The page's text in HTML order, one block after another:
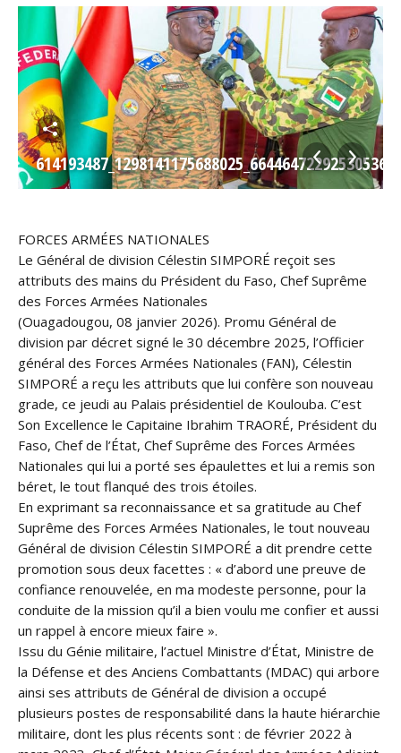
FORCES ARMÉES NATIONALES
Le Général de division Célestin SIMPORÉ reçoit ses
attributs des mains du Président du Faso, Chef Suprême
des Forces Armées Nationales
(Ouagadougou, 08 janvier 2026). Promu Général de
division par décret signé le 30 décembre 2025, l’Officier
général des Forces Armées Nationales (FAN), Célestin
SIMPORÉ a reçu les attributs que lui confère son nouveau
grade, ce jeudi au Palais présidentiel de Koulouba. C’est
Son Excellence le Capitaine Ibrahim TRAORÉ, Président du
Faso, Chef de l’État, Chef Suprême des Forces Armées
Nationales qui lui a porté ses épaulettes et lui a remis son
béret, le tout flanqué des trois étoiles.
En exprimant sa reconnaissance et sa gratitude au Chef
Suprême des Forces Armées Nationales, le tout nouveau
Général de division Célestin SIMPORÉ a dit prendre cette
promotion sous deux facettes : « d’abord une preuve de
confiance renouvelée, en ma modeste personne, pour la
conduite de la mission qu’il a bien voulu me confier et aussi
un rappel à encore mieux faire ».
Issu du Génie militaire, l’actuel Ministre d’État, Ministre de
la Défense et des Anciens Combattants (MDAC) qui arbore
ainsi ses attributs de Général de division a occupé
plusieurs postes de responsabilité dans la haute hiérarchie
militaire, dont les plus récents sont : de février 2022 à